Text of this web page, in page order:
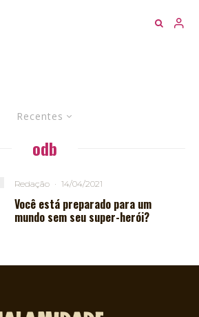
Recentes
odb
Redação · 14/04/2021
Você está preparado para um
mundo sem seu super-herói?